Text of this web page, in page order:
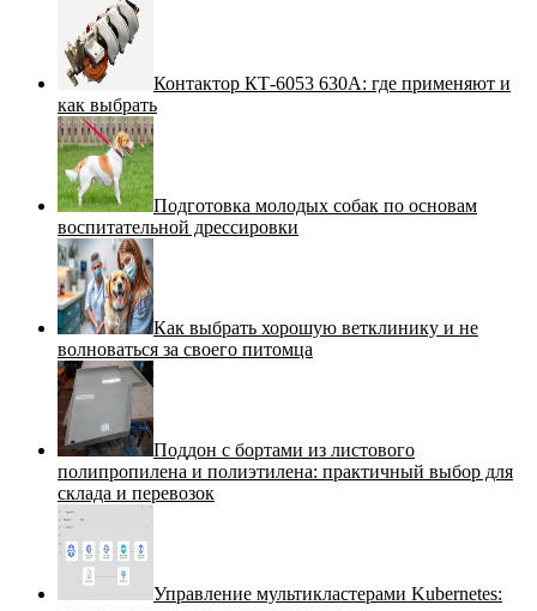
Контактор КТ-6053 630А: где применяют и
как выбрать
Подготовка молодых собак по основам
воспитательной дрессировки
Как выбрать хорошую ветклинику и не
волноваться за своего питомца
Поддон с бортами из листового
полипропилена и полиэтилена: практичный выбор для
склада и перевозок
Управление мультикластерами Kubernetes: